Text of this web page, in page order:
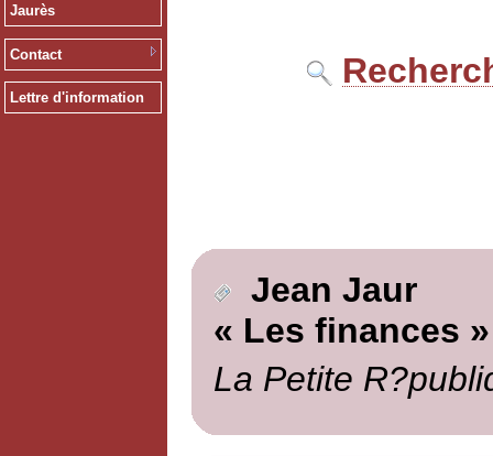
Jaurès
Contact
Lettre d'information
Jean Jaur
« Les finances »
La Petite